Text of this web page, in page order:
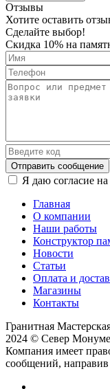
Отзывы
Хотите оставить
Сделайте выбор!
Скидка 10% на
Отправить сообщение
Я даю согласие
Главная
О компании
Наши работы
Конструктор
Новости
Статьи
Оплата и
Магазины
Контакты
Гранитная
2024 © Север
Компания имеет
сообщений,